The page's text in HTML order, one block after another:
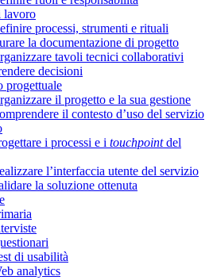
lavoro
processi, strumenti e rituali
la documentazione di progetto
tavoli tecnici collaborativi
decisioni
progettuale
il progetto e la sua gestione
il contesto d’uso del servizio
i processi e i touchpointdel
l’interfaccia utente del servizio
la soluzione ottenuta
di usabilità
analytics